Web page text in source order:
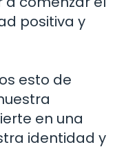
positiva y
esto de
en una
identidad y